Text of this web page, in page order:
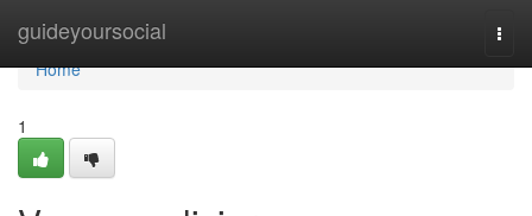
guideyoursocial
Home
Home
1